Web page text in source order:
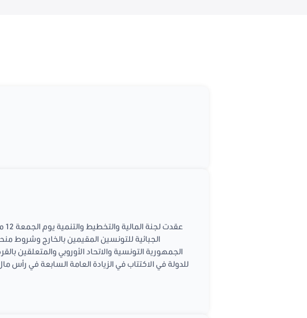
للدولة في الاكتتاب في الزيادة العامة السابعة في رأس